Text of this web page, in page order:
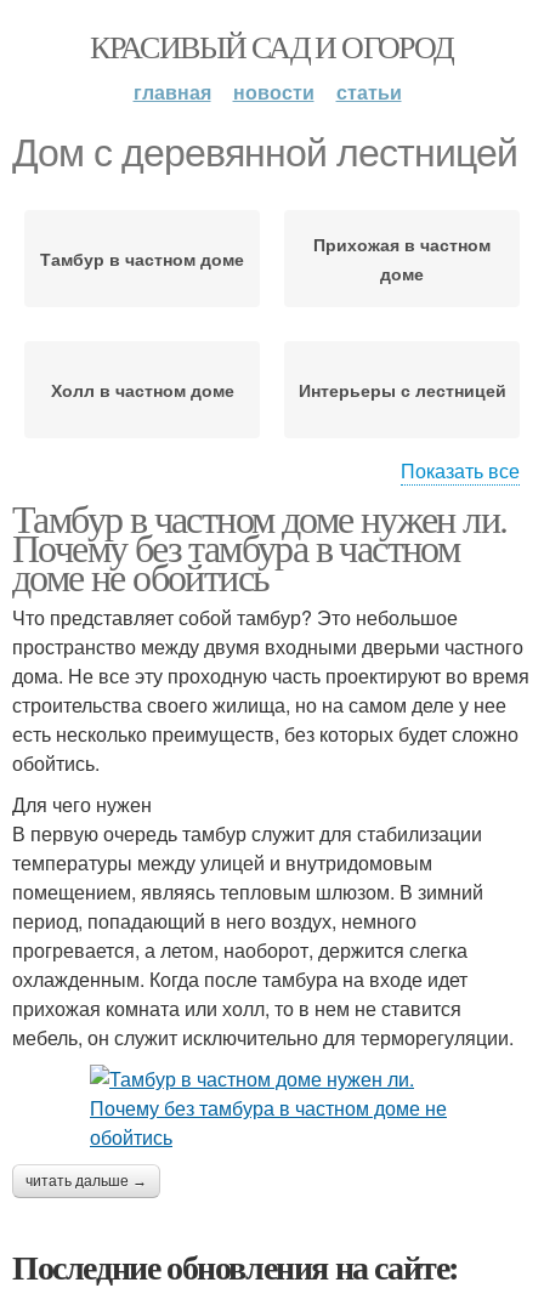
КРАСИВЫЙ САД И ОГОРОД
главная новости статьи
Дом с деревянной лестницей
Тамбур в частном доме
Прихожая в частном
доме
Холл в частном доме Интерьеры с лестницей
Роскошная лестница
доме
Дом с темными
перилами
Тамбур в доме
Показать все
Тамбур в частном доме нужен ли.
Почему без тамбура в частном
доме не обойтись
Что представляет собой тамбур? Это небольшое
пространство между двумя входными дверьми частного
дома. Не все эту проходную часть проектируют во время
строительства своего жилища, но на самом деле у нее
есть несколько преимуществ, без которых будет сложно
обойтись.
Для чего нужен
В первую очередь тамбур служит для стабилизации
температуры между улицей и внутридомовым
помещением, являясь тепловым шлюзом. В зимний
период, попадающий в него воздух, немного
прогревается, а летом, наоборот, держится слегка
охлажденным. Когда после тамбура на входе идет
прихожая комната или холл, то в нем не ставится
мебель, он служит исключительно для терморегуляции.
читать дальше →
Последние обновления на сайте: